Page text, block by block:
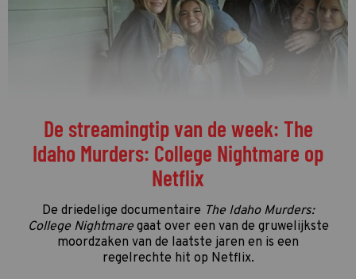
De streamingtip van de week: The
Idaho Murders: College Nightmare op
Netflix
De driedelige documentaire The Idaho Murders:
College Nightmaregaat over een van de gruwelijkste
moordzaken van de laatste jaren en is een
regelrechte hit op Netflix.